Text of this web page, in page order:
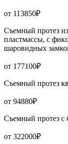
от 113850₽
Съемный протез
пластмассы, с
шаровидных
от 177100₽
Съемный протез
от 94880₽
Съемный протез с
от 322000₽